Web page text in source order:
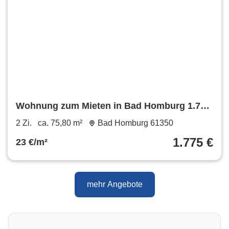
Wohnung zum Mieten in Bad Homburg 1.775
€ 75.8 m²
2 Zi. ca. 75,80 m² Bad Homburg 61350
23 €/m² 1.775 €
mehr Angebote